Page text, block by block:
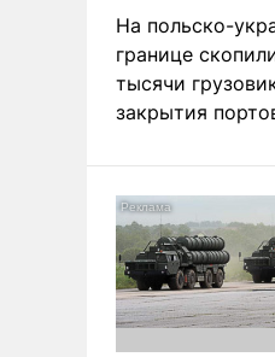
На польско-
границе
тысячи
закрытия